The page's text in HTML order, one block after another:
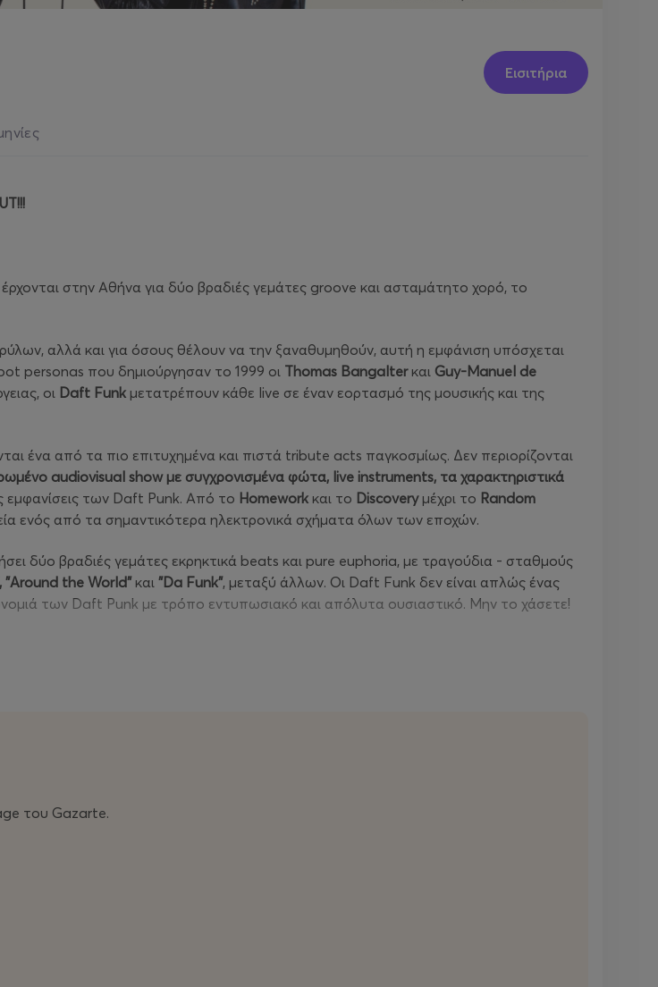
Εισιτήρια
έρχονται στην Αθήνα για δύο βραδιές γεμάτες groove και ασταμάτητο χορό, το
αλλά και για όσους θέλουν να την ξαναθυμηθούν, αυτή η εμφάνιση υπόσχεται
personas που δημιούργησαν το 1999 οι Thomas Bangalterκαι Guy-Manuel de
οι Daft Funk μετατρέπουν κάθε live σε έναν εορτασμό της μουσικής και της
ένα από τα πιο επιτυχημένα και πιστά tribute acts παγκοσμίως. Δεν περιορίζονται
audiovisual show με συγχρονισμένα φώτα, live instruments, τα χαρακτηριστικά
εμφανίσεις των Daft Punk. Από το Homework και το Discoveryμέχρι το Random
ενός από τα σημαντικότερα ηλεκτρονικά σχήματα όλων των εποχών.
δύο βραδιές γεμάτες εκρηκτικά beats και pure euphoria, με τραγούδια - σταθμούς
"Around the World" και "Da Funk", μεταξύ άλλων. Οι Daft Funk δεν είναι απλώς ένας
των Daft Punk με τρόπο εντυπωσιακό και απόλυτα ουσιαστικό. Μην το χάσετε!
του Gazarte.